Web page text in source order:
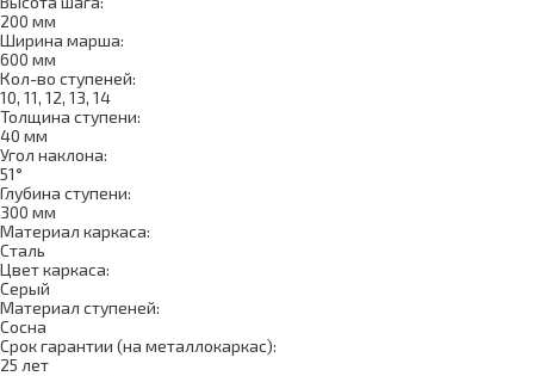
200 мм
Ширина марша:
600 мм
Кол-во ступеней:
10, 11, 12, 13, 14
Толщина ступени:
40 мм
Угол наклона:
51°
Глубина ступени:
300 мм
Материал каркаса:
Сталь
Цвет каркаса:
Серый
Материал ступеней:
Сосна
Срок гарантии (на металлокаркас):
25 лет